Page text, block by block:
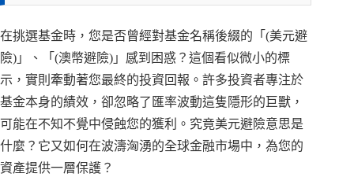
在挑選基金時，您是否曾經對基金名稱後綴的「(美元避
險)」、「(澳幣避險)」感到困惑？這個看似微小的標
示，實則牽動著您最終的投資回報。許多投資者專注於
基金本身的績效，卻忽略了匯率波動這隻隱形的巨獸，
可能在不知不覺中侵蝕您的獲利。究竟美元避險意思是
什麼？它又如何在波濤洶湧的全球金融市場中，為您的
資產提供一層保護？